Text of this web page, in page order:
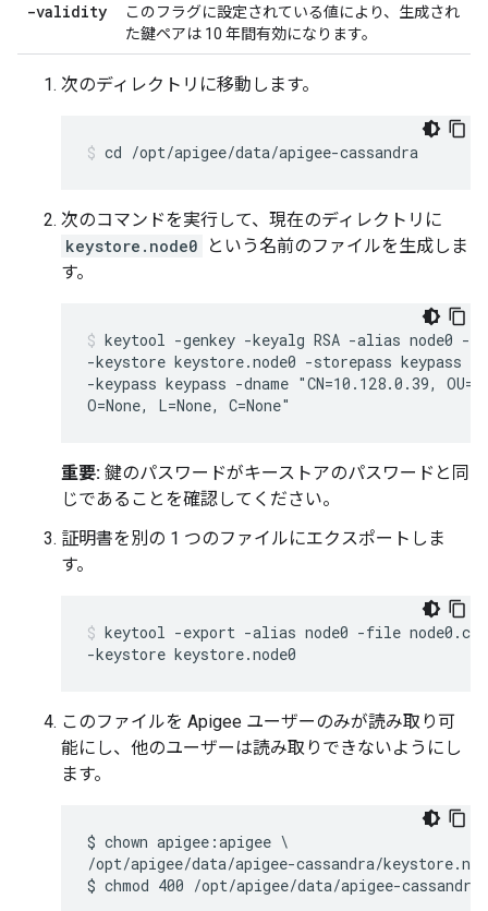
-validity
このフラグに設定されている値により、生成され
た鍵ペアは 10 年間有効になります。
次のディレクトリに移動します。
cd /opt/apigee/data/apigee-cassandra
次のコマンドを実行して、現在のディレクトリに
keystore.node0
という名前のファイルを生成しま
す。
keytool -genkey -keyalg RSA -alias node0 -
-keystore keystore.node0 -storepass keypass \
-keypass keypass -dname "CN=10.128.0.39,
O=None, L=None, C=None"
重要: 鍵のパスワードがキーストアのパスワードと同
じであることを確認してください。
証明書を別の 1 つのファイルにエクスポートしま
す。
keytool -export -alias node0 -file
-keystore keystore.node0
このファイルを Apigee ユーザーのみが読み取り可
能にし、他のユーザーは読み取りできないようにし
ます。
$ chown apigee:apigee \
/opt/apigee/data/apigee-cassandra/
$ chmod 400 /opt/apigee/data/apigee-